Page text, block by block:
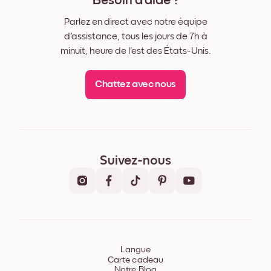
Parlez en direct avec notre équipe
d'assistance, tous les jours de 7h à
minuit, heure de l'est des États-Unis.
Chattez avec nous
Suivez-nous
Langue
Carte cadeau